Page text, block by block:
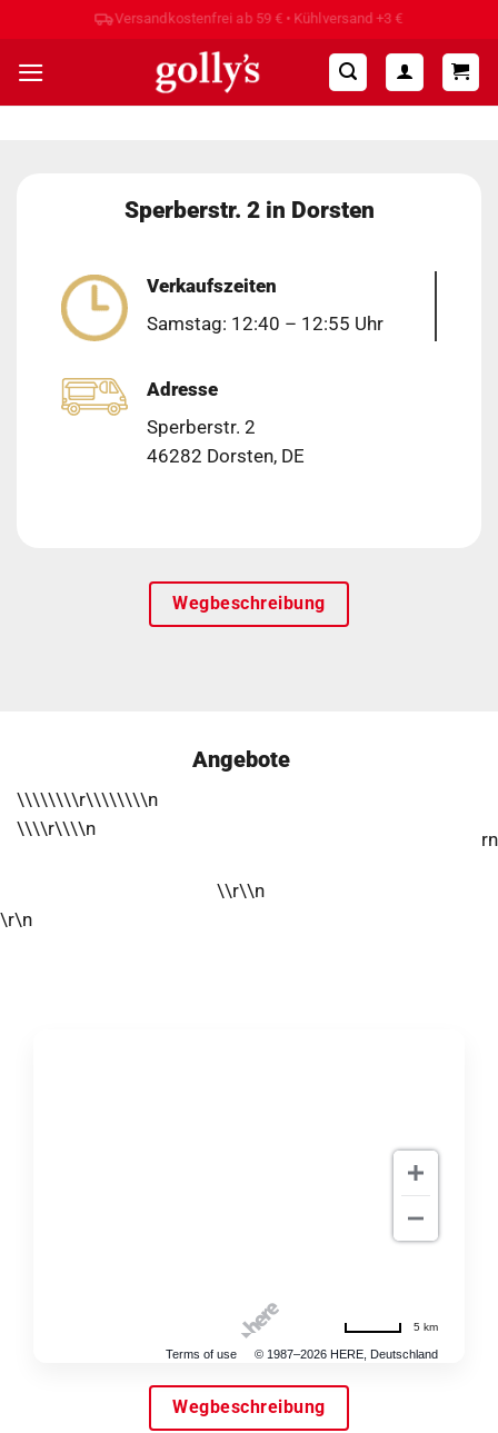
springen
Hohe Kundenzufriedenheit ⭐⭐⭐⭐⭐
Sperberstr. 2 in Dorsten
Verkaufszeiten
Samstag: 12:40 – 12:55 Uhr
Adresse
Sperberstr. 2
46282 Dorsten, DE
Wegbeschreibung
Angebote
\\\\\\\\r\\\\\\\\n
\\\\r\\\\n
\\r\\n
\r\n
rn
Terms of use © 1987–2026 HERE, Deutschland
5 km
Wegbeschreibung